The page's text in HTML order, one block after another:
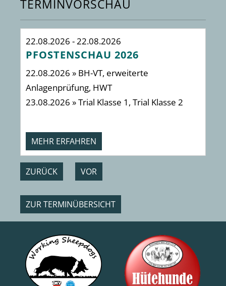
TERMINVORSCHAU
22.08.2026 - 22.08.2026
PFOSTENSCHAU 2026
22.08.2026 » BH-VT, erweiterte
Anlagenprüfung, HWT
23.08.2026 » Trial Klasse 1, Trial Klasse 2
MEHR ERFAHREN
ZURÜCK VOR
ZUR TERMINÜBERSICHT